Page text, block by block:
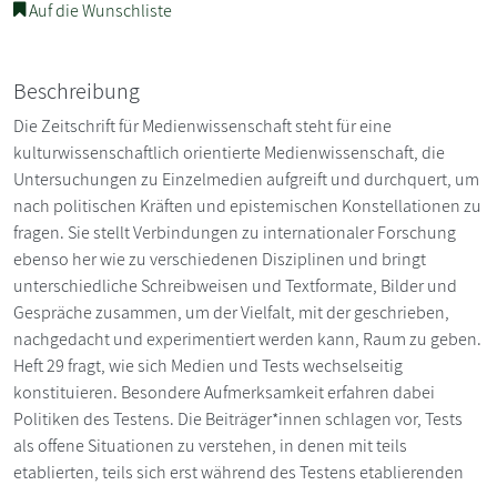
Auf die Wunschliste
Beschreibung
Die Zeitschrift für Medienwissenschaft steht für eine
kulturwissenschaftlich orientierte Medienwissenschaft, die
Untersuchungen zu Einzelmedien aufgreift und durchquert, um
nach politischen Kräften und epistemischen Konstellationen zu
fragen. Sie stellt Verbindungen zu internationaler Forschung
ebenso her wie zu verschiedenen Disziplinen und bringt
unterschiedliche Schreibweisen und Textformate, Bilder und
Gespräche zusammen, um der Vielfalt, mit der geschrieben,
nachgedacht und experimentiert werden kann, Raum zu geben.
Heft 29 fragt, wie sich Medien und Tests wechselseitig
konstituieren. Besondere Aufmerksamkeit erfahren dabei
Politiken des Testens. Die Beiträger*innen schlagen vor, Tests
als offene Situationen zu verstehen, in denen mit teils
etablierten, teils sich erst während des Testens etablierenden